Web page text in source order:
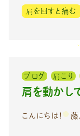
肩を回すと痛む
ブログ 肩こり
肩を動かし
こんにちは！